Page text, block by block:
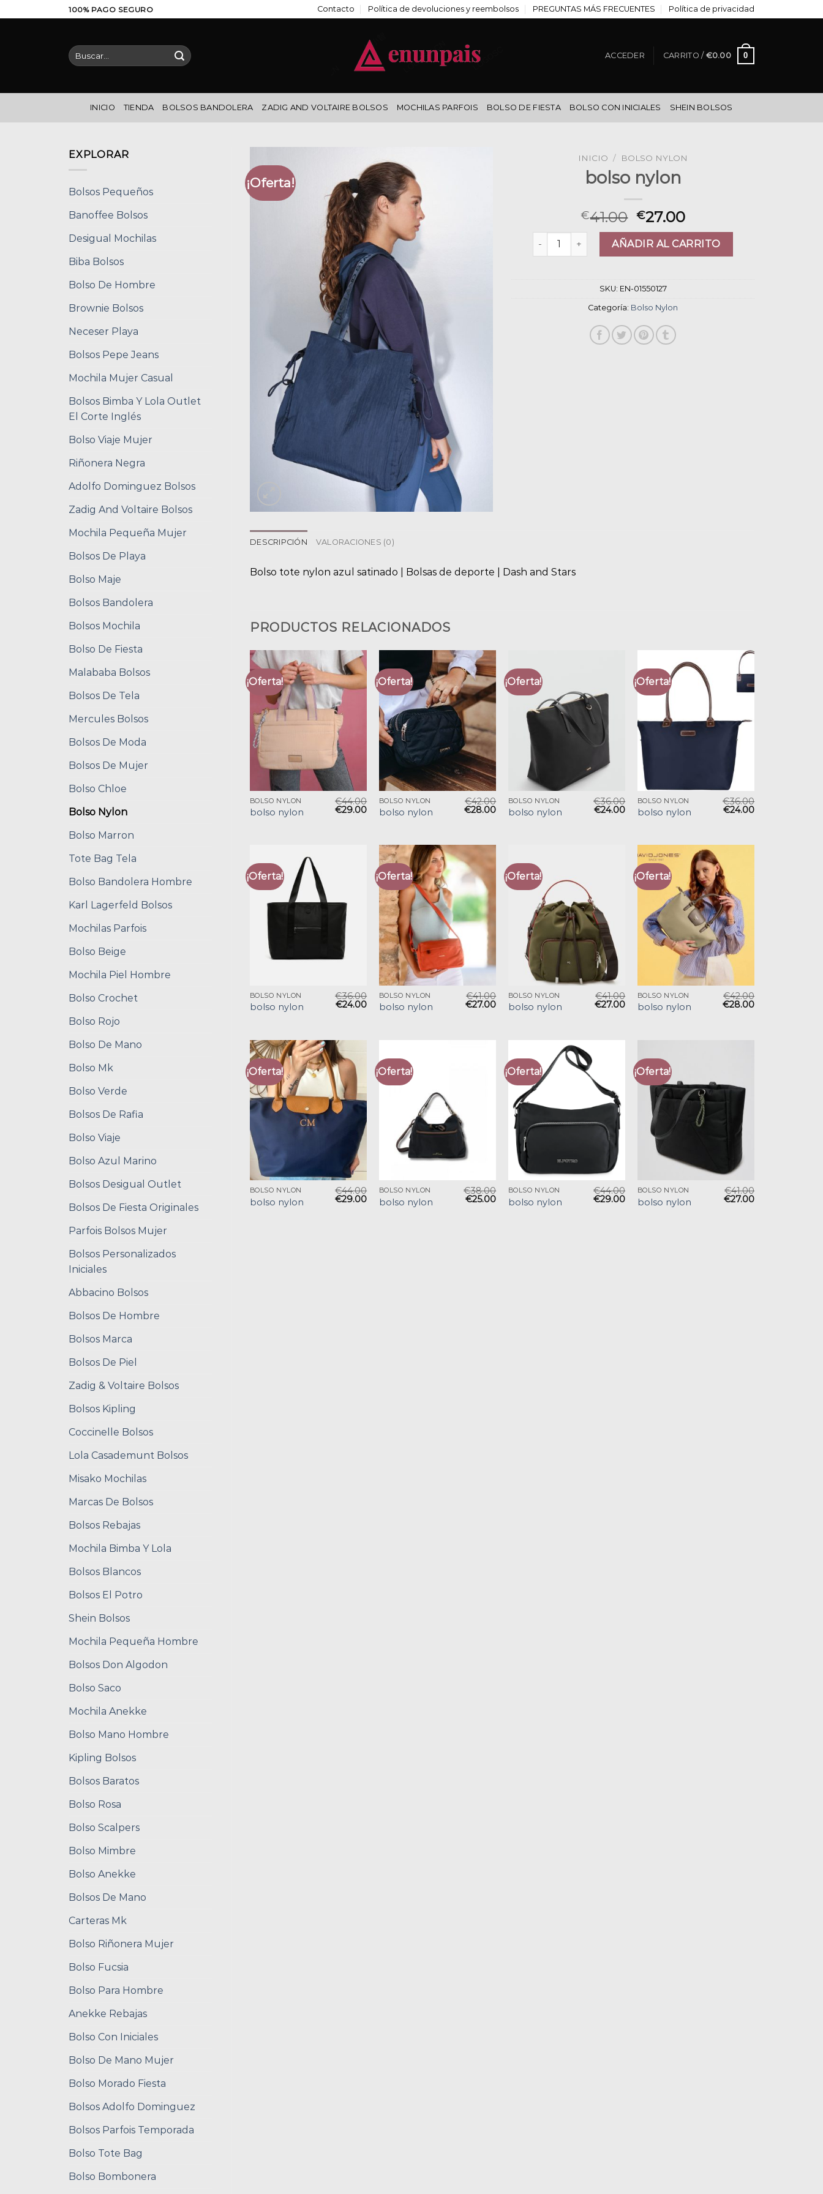
al
100% PAGO SEGURO Contacto Política de devoluciones y reembolsos PREGUNTAS MÁS FRECUENTES Política de privacidad
Buscar
por:
ACCEDER CARRITO / €0.00 0
INICIO TIENDA BOLSOS BANDOLERA ZADIG AND VOLTAIRE BOLSOS MOCHILAS PARFOIS BOLSO DE FIESTA BOLSO CON INICIALES SHEIN BOLSOS
EXPLORAR
Bolsos Pequeños
Banoffee Bolsos
Desigual Mochilas
Biba Bolsos
Bolso De Hombre
Brownie Bolsos
Neceser Playa
Bolsos Pepe Jeans
Mochila Mujer Casual
Bolsos Bimba Y Lola Outlet
El Corte Inglés
Bolso Viaje Mujer
Riñonera Negra
Adolfo Dominguez Bolsos
Zadig And Voltaire Bolsos
Mochila Pequeña Mujer
Bolsos De Playa
Bolso Maje
Bolsos Bandolera
Bolsos Mochila
Bolso De Fiesta
Malababa Bolsos
Bolsos De Tela
Mercules Bolsos
Bolsos De Moda
Bolsos De Mujer
Bolso Chloe
Bolso Nylon
Bolso Marron
Tote Bag Tela
Bolso Bandolera Hombre
Karl Lagerfeld Bolsos
Mochilas Parfois
Bolso Beige
Mochila Piel Hombre
Bolso Crochet
Bolso Rojo
Bolso De Mano
Bolso Mk
Bolso Verde
Bolsos De Rafia
Bolso Viaje
Bolso Azul Marino
Bolsos Desigual Outlet
Bolsos De Fiesta Originales
Parfois Bolsos Mujer
Bolsos Personalizados
Iniciales
Abbacino Bolsos
Bolsos De Hombre
Bolsos Marca
Bolsos De Piel
Zadig & Voltaire Bolsos
Bolsos Kipling
Coccinelle Bolsos
Lola Casademunt Bolsos
Misako Mochilas
Marcas De Bolsos
Bolsos Rebajas
Mochila Bimba Y Lola
Bolsos Blancos
Bolsos El Potro
Shein Bolsos
Mochila Pequeña Hombre
Bolsos Don Algodon
Bolso Saco
Mochila Anekke
Bolso Mano Hombre
Kipling Bolsos
Bolsos Baratos
Bolso Rosa
Bolso Scalpers
Bolso Mimbre
Bolso Anekke
Bolsos De Mano
Carteras Mk
Bolso Riñonera Mujer
Bolso Fucsia
Bolso Para Hombre
Anekke Rebajas
Bolso Con Iniciales
Bolso De Mano Mujer
Bolso Morado Fiesta
Bolsos Adolfo Dominguez
Bolsos Parfois Temporada
Bolso Tote Bag
Bolso Bombonera
¡Oferta!
INICIO / BOLSO NYLON
bolso nylon
€41.00 €27.00
bolso nylon cantidadAÑADIR AL CARRITO
SKU: EN-01550127
Categoría: Bolso Nylon
DESCRIPCIÓN VALORACIONES (0)
Bolso tote nylon azul satinado | Bolsas de deporte | Dash and Stars
PRODUCTOS RELACIONADOS
¡Oferta!
BOLSO NYLON
bolso nylon
€44.00
€29.00
¡Oferta!
BOLSO NYLON
bolso nylon
€42.00
€28.00
¡Oferta!
BOLSO NYLON
bolso nylon
€36.00
€24.00
¡Oferta!
BOLSO NYLON
bolso nylon
€36.00
€24.00
¡Oferta!
BOLSO NYLON
bolso nylon
€36.00
€24.00
¡Oferta!
BOLSO NYLON
bolso nylon
€41.00
€27.00
¡Oferta!
BOLSO NYLON
bolso nylon
€41.00
€27.00
¡Oferta!
BOLSO NYLON
bolso nylon
€42.00
€28.00
¡Oferta!
BOLSO NYLON
bolso nylon
€44.00
€29.00
¡Oferta!
BOLSO NYLON
bolso nylon
€38.00
€25.00
¡Oferta!
BOLSO NYLON
bolso nylon
€44.00
€29.00
¡Oferta!
BOLSO NYLON
bolso nylon
€41.00
€27.00